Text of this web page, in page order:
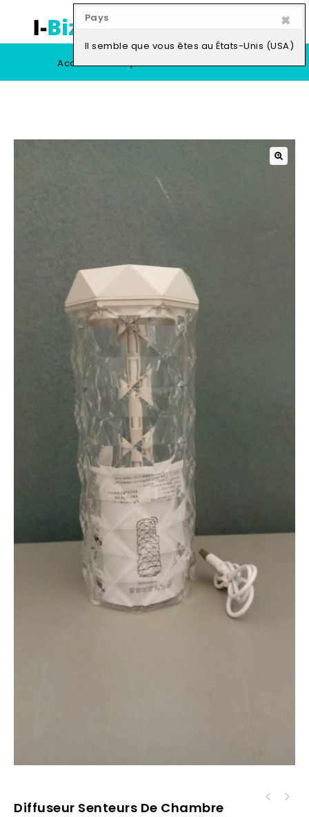
Pays ×
Il semble que vous êtes au États-Unis (USA)
0
Accueil Boutique Vendre
Diffuseur Senteurs De Chambre